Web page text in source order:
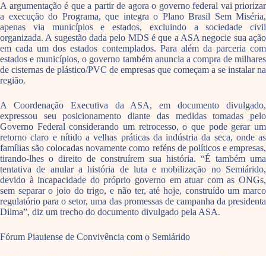
A argumentação é que a partir de agora o governo federal vai priorizar
a execução do Programa, que integra o Plano Brasil Sem Miséria,
apenas via municípios e estados, excluindo a sociedade civil
organizada. A sugestão dada pelo MDS é que a ASA negocie sua ação
em cada um dos estados contemplados. Para além da parceria com
estados e municípios, o governo também anuncia a compra de milhares
de cisternas de plástico/PVC de empresas que começam a se instalar na
região.
A Coordenação Executiva da ASA, em documento divulgado,
expressou seu posicionamento diante das medidas tomadas pelo
Governo Federal considerando um retrocesso, o que pode gerar um
retorno claro e nítido a velhas práticas da indústria da seca, onde as
famílias são colocadas novamente como reféns de políticos e empresas,
tirando-lhes o direito de construírem sua história. “É também uma
tentativa de anular a história de luta e mobilização no Semiárido,
devido à incapacidade do próprio governo em atuar com as ONGs,
sem separar o joio do trigo, e não ter, até hoje, construído um marco
regulatório para o setor, uma das promessas de campanha da presidenta
Dilma”, diz um trecho do documento divulgado pela ASA.
Fórum Piauiense de Convivência com o Semiárido